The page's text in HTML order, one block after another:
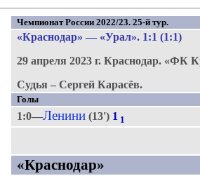
Чемпионат России 2022/23. 25-й тур.
«Краснодар» — «Урал». 1:1 (1:1)
29 апреля 2023 г. Краснодар. «ФК
Судья – Сергей Карасёв.
Голы
1:0—Ленини(13') 1 1
«Краснодар»